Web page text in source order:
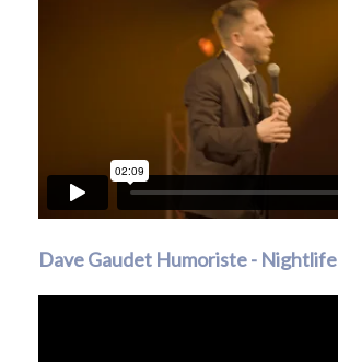
Dave Gaudet Humoriste - Nightlife